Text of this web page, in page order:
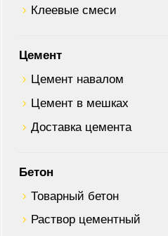
Клеевые смеси
Цемент
Цемент навалом
Цемент в мешках
Доставка цемента
Бетон
Товарный бетон
Раствор цементный